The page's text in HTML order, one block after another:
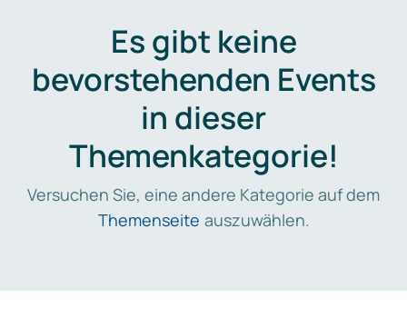
Es gibt keine
bevorstehenden Events
in dieser
Themenkategorie!
Versuchen Sie, eine andere Kategorie auf dem
Themenseite auszuwählen.